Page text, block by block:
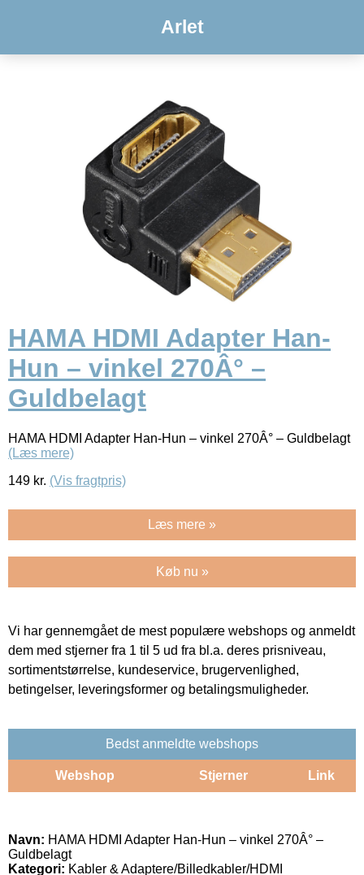
Arlet
HAMA HDMI Adapter Han-
Hun – vinkel 270Â° –
Guldbelagt
HAMA HDMI Adapter Han-Hun – vinkel 270Â° – Guldbelagt
(Læs mere)
149 kr. (Vis fragtpris)
Læs mere »
Køb nu »
Vi har gennemgået de mest populære webshops og anmeldt
dem med stjerner fra 1 til 5 ud fra bl.a. deres prisniveau,
sortimentstørrelse, kundeservice, brugervenlighed,
betingelser, leveringsformer og betalingsmuligheder.
Bedst anmeldte webshops
Webshop Stjerner Link
Navn: HAMA HDMI Adapter Han-Hun – vinkel 270Â° –
Guldbelagt
Kategori: Kabler & Adaptere/Billedkabler/HDMI